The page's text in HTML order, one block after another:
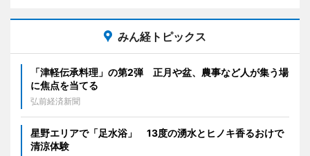
みん経トピックス
「津軽伝承料理」の第2弾 正月や盆、農事など人が集う場
に焦点を当てる
弘前経済新聞
星野エリアで「足水浴」 13度の湧水とヒノキ香るおけで
清涼体験